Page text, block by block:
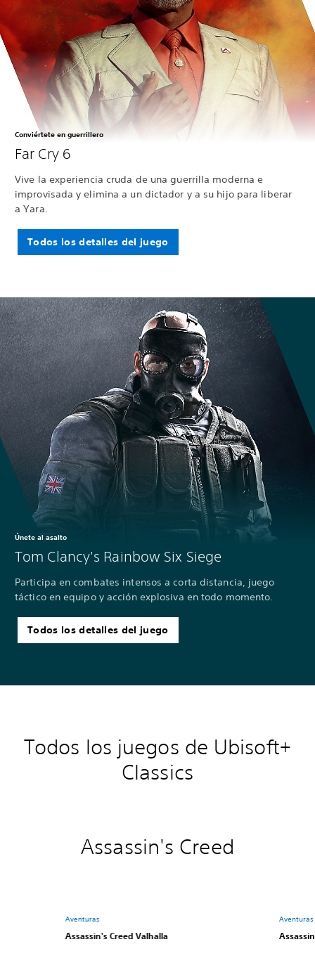
Conviértete en guerrillero
Far Cry 6
Vive la experiencia cruda de una guerrilla moderna e
improvisada y elimina a un dictador y a su hijo para liberar
a Yara.
Todos los detalles del juego
Únete al asalto
Tom Clancy's Rainbow Six Siege
Participa en combates intensos a corta distancia, juego
táctico en equipo y acción explosiva en todo momento.
Todos los detalles del juego
Todos los juegos de Ubisoft+
Classics
Assassin's Creed
Aventuras
Assassin's Creed Valhalla
Aventuras